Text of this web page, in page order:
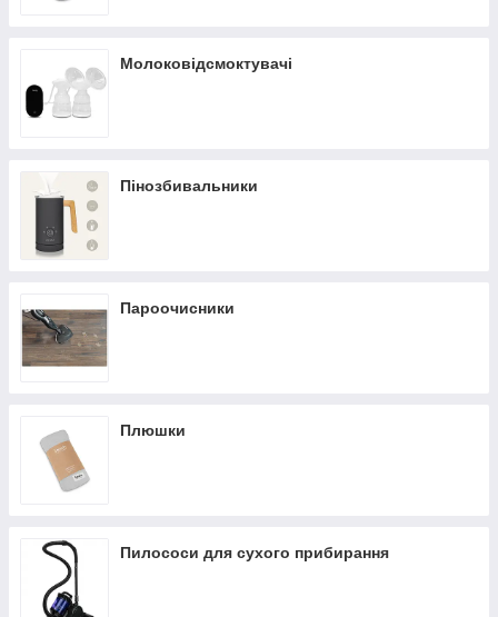
Молоковідсмоктувачі
Пінозбивальники
Пароочисники
Плюшки
Пилососи для сухого прибирання